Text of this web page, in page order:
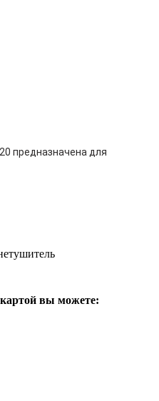
предназначена для
вы можете: